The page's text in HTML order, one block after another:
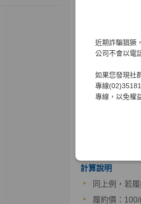
近期詐騙猖獗
公司不會以電
如果您發現社
專線
專線，以免權
每單位實際
承作10張，
履約價格計算
本選擇權是賦
於市場上賣出
計算說明
同上例，若
履約價：